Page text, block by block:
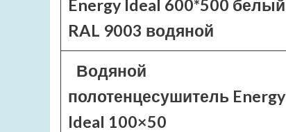
Energy Ideal 600*500 белый
RAL 9003 водяной
Водяной
полотенцесушитель Energy
Ideal 100×50